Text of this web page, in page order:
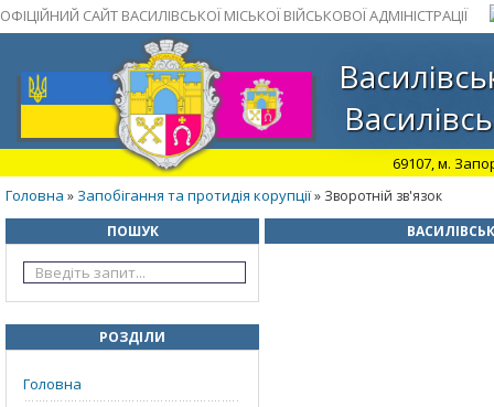
ОФІЦІЙНИЙ САЙТ ВАСИЛІВСЬКОЇ МІСЬКОЇ ВІЙСЬКОВОЇ АДМІНІСТРАЦІЇ
69107, м.
Головна » Запобігання та протидія корупції» Зворотній зв'язок
ПОШУК
РОЗДІЛИ
Головна